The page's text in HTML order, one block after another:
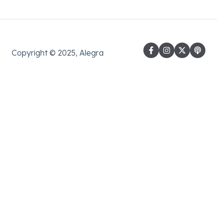
Contabilidad
Copyright © 2025, Alegra